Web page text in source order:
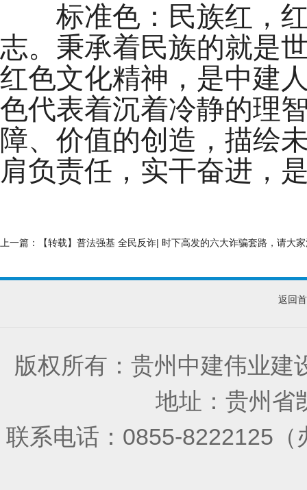
标准色：民族红，红
志。秉承着民族的就是
红色文化精神，是中建
色代表着沉着冷静的理
障、价值的创造，描绘
肩负责任，实干奋进，
上一篇： 【转载】普法强基 全民反诈| 时下高发的六大诈骗套路，请大
返回
版权所有：贵州中建伟业
地址：贵州
联系电话：0855-8222125